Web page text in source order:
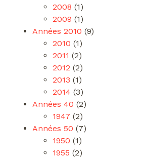
2008 (1)
2009 (1)
Années 2010 (9)
2010 (1)
2011 (2)
2012 (2)
2013 (1)
2014 (3)
Années 40 (2)
1947 (2)
Années 50 (7)
1950 (1)
1955 (2)